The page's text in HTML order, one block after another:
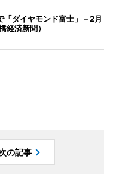
「ダイヤモンド富士」－2月
経済新聞）
の記事